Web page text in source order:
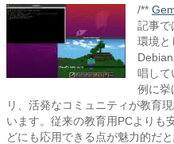
/**
記事で
環境と
唱して
例に挙
リ、活発なコミュニティが教育
います。従来の教育用PCよりも
どにも応用できる点が魅力的だ